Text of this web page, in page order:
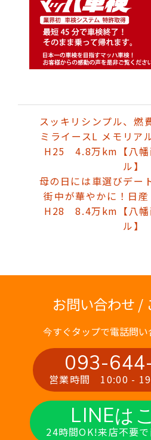
スッキリシンプル、燃
ミライースL メモリア
H25 4.8万km【八幡
ル】
母の日には車選びデー
街中が華やかに！日
H28 8.4万km【八幡
ル】
お問い合わせ /
今すぐタップで電話問い
093-
営業時間 10:00 -
LINEは
24時間OK!来店不要で